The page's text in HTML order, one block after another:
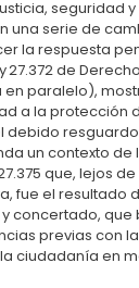
seguridad
una serie de
la respuesta
27.372 de
paralelo),
a la protección
debido
un contexto de
que, lejos
fue el resultado
concertado, que
previas con
ciudadanía en